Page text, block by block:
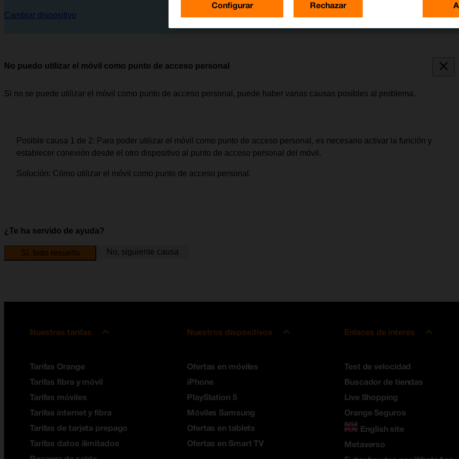
Cambiar dispositivo
No puedo utilizar el móvil como punto de acceso personal
Si no se puede utilizar el móvil como punto de acceso personal, puede haber varias causas posibles al problema.
Posible causa 1 de 2: Para poder utilizar el móvil como punto de acceso personal, es necesario activar la función y
establecer conexión desde el otro dispositivo al punto de acceso personal del móvil.
Solución: Cómo utilizar el móvil como punto de acceso personal.
¿Te ha servido de ayuda?
Sí, todo resuelto No, siguiente causa
Nuestras tarifas
Tarifas Orange
Tarifas fibra y móvil
Tarifas móviles
Tarifas internet y fibra
Tarifas de tarjeta prepago
Tarifas datos ilimitados
Nuestros dispositivos
Ofertas en móviles
iPhone
PlayStation 5
Móviles Samsung
Ofertas en tablets
Ofertas en Smart TV
Enlaces de interés
Test de velocidad
Buscador de tiendas
Live Shopping
Orange Seguros
English site
Metaverso
Configurar Rechazar